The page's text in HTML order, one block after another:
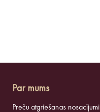
Par mums
Preču atgriešanas nosacījumi